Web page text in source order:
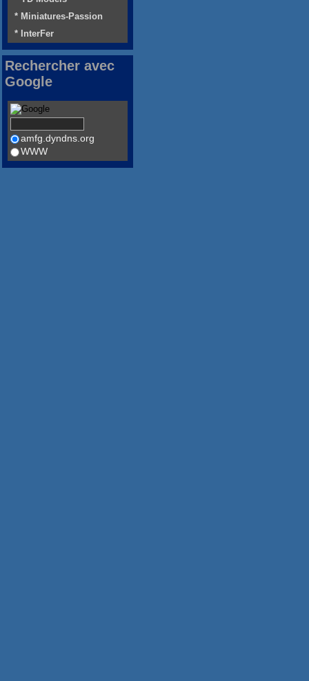
* Miniatures-Passion
* InterFer
Rechercher avec
Google
amfg.dyndns.org
WWW